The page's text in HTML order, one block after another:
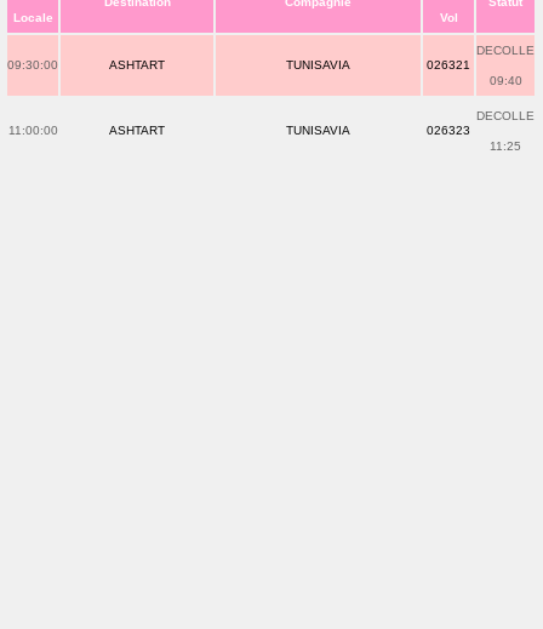
Locale Vol
09:30:00 ASHTART TUNISAVIA 026321
DECOLLE
09:40
11:00:00 ASHTART TUNISAVIA 026323
DECOLLE
11:25